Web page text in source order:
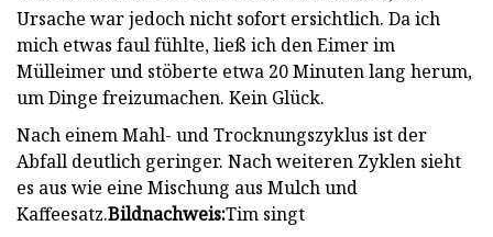
Ursache war jedoch nicht sofort ersichtlich. Da ich
mich etwas faul fühlte, ließ ich den Eimer im
Mülleimer und stöberte etwa 20 Minuten lang herum,
um Dinge freizumachen. Kein Glück.
Nach einem Mahl- und Trocknungszyklus ist der
Abfall deutlich geringer. Nach weiteren Zyklen sieht
es aus wie eine Mischung aus Mulch und
Kaffeesatz.Bildnachweis:Tim singt